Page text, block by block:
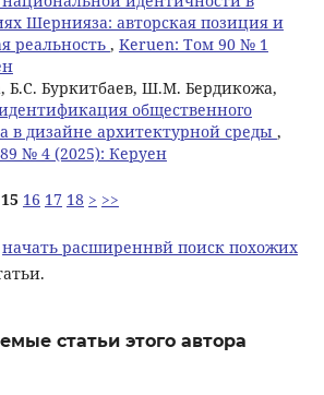
Шернияза: авторская позиция и
реальность , Keruen: Том 90 № 1
Б.С. Буркитбаев, Ш.М. Бердикожа,
общественного
в дизайне архитектурной среды ,
№ 4 (2025): Керуен
15 16 17 18 > >>
начать расширеннвй поиск похожих
статьи этого автора